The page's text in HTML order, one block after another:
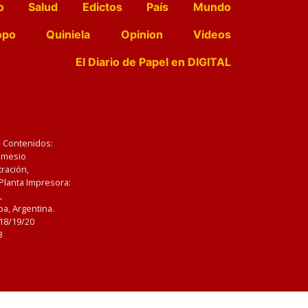
Salud Edictos País
Mundo
Quiniela Opinion
Videos
El Diario de Papel en DIGITAL
Impresora:
Argentina.
19/20